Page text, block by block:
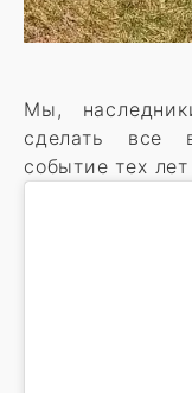
Мы,
сделать все
событие тех